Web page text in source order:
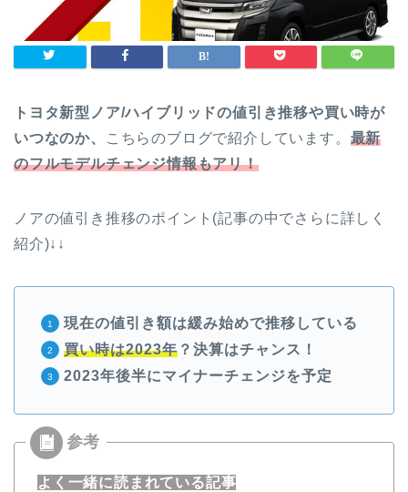
トヨタ新型ノア/ハイブリッドの値引き推移や買い時が
いつなのか、
こちらのブログで紹介しています。 最新
のフルモデルチェンジ情報もアリ！
ノアの値引き推移のポイント(記事の中でさらに詳しく
紹介)↓↓
現在の値引き額は緩み始めで推移している
買い時は2023年 ？決算はチャンス！
2023年後半にマイナーチェンジを予定
よく一緒に読まれている記事